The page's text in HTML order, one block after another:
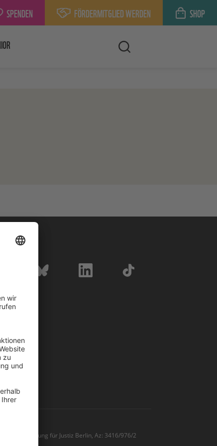
SPENDEN FÖRDERMITGLIED WERDEN SHOP
Shop
für Justiz Berlin, Az: 3416/976/2